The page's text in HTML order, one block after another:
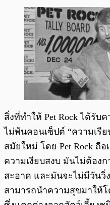
สิ่งที่ทำให้ Pet Rock ได้รั
ไม่พ้นคอนเซ็ปต์ “ความเรี
สมัยใหม่ โดย Pet Rock ถื
ความเงียบสงบ มันไม่ต้อง
สะอาด และมันจะไม่มีวัน
สามารถนำความสุขมาให้